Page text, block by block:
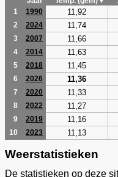
1
1990 11,92
2 2024 11,74
3 2007 11,66
4 2014 11,63
5 2018 11,45
6 2026 11,36
7 2020 11,33
8 2022 11,27
9 2019 11,16
10 2023 11,13
Weerstatistieken
De statistieken op deze